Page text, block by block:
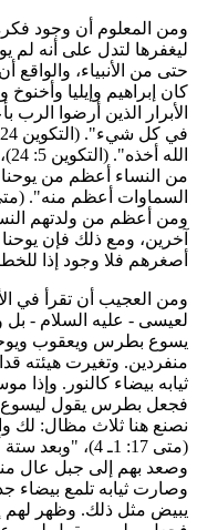
المعلوم أن وجود فكرة
لتدل على أنه لم
من الأنبياء، والواقع
إبراهيم وإيليا وأخنوخ
الذين أرضوا الرب
الله
النساء أعظم من يوحنا
أعظم من ولدتهم
ومع ذلك فإن يوحنا
فلا وجود إذا
العجيب أن تقرأ في
- عليه السلام - بل
بطرس ويعقوب
وتغيرت هيئته
بيضاء كالنور. وإذا
بطرس يقول ليسوع:
هنا ثلاث مظال: لك
(متى 17: 1ـ 4)،
بهم إلى جبل عال
ثيابه تلمع بيضاء جدا
مثل ذلك. وظهر لهم